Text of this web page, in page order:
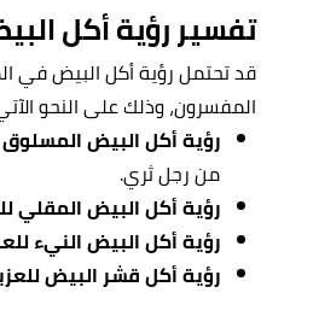
تفسير رؤية أكل
قد تحتمل رؤية أكل البيض في
المفسرون، وذلك على النحو
رؤية أكل البيض المسلوق
من رجل ثري.
رؤية أكل البيض المقلي
رؤية أكل البيض النيء
رؤية أكل قشر البيض